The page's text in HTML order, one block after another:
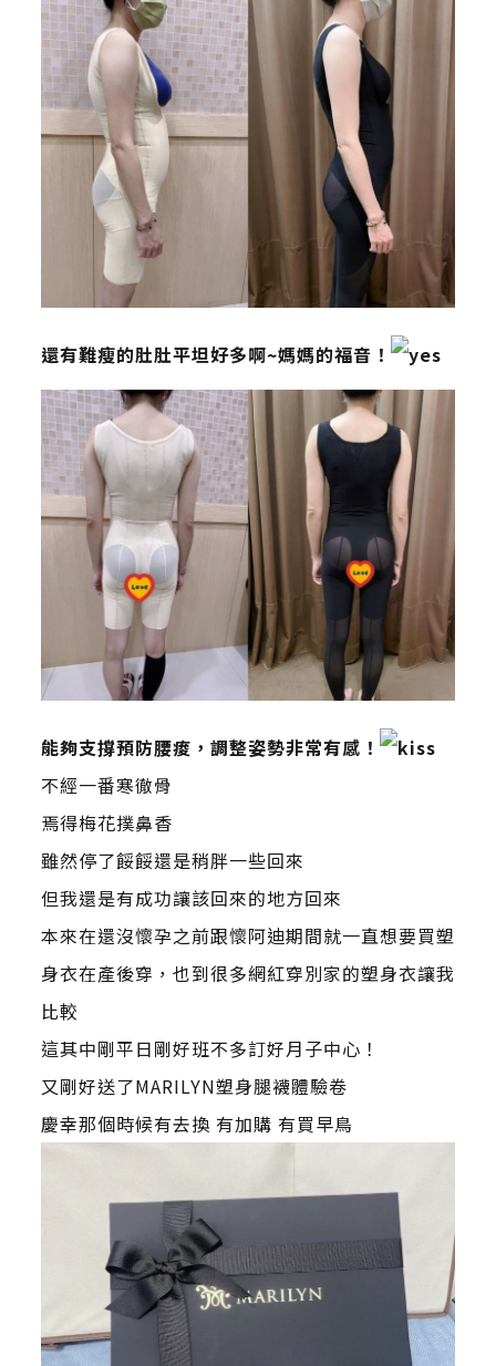
還有難瘦的肚肚平坦好多啊~媽媽的福音！
能夠支撐預防腰痠，調整姿勢非常有感！
不經一番寒徹骨
焉得梅花撲鼻香
雖然停了餒餒還是稍胖一些回來
但我還是有成功讓該回來的地方回來
本來在還沒懷孕之前跟懷阿迪期間就一直想要買塑
身衣在產後穿，也到很多網紅穿別家的塑身衣讓我
比較
這其中剛平日剛好班不多訂好月子中心！
又剛好送了MARILYN塑身腿襪體驗卷
慶幸那個時候有去換 有加購 有買早鳥